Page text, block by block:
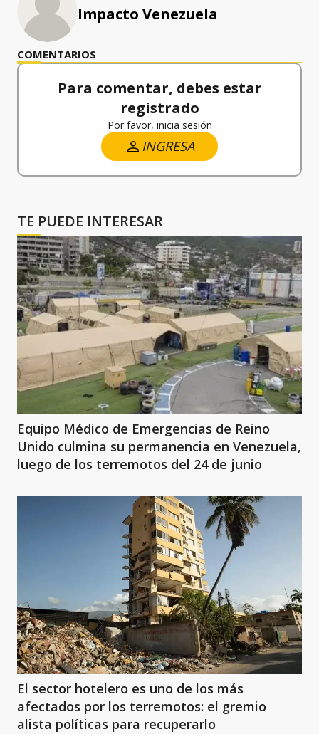
Impacto Venezuela
COMENTARIOS
Para comentar, debes estar
registrado
Por favor, inicia sesión
INGRESA
TE PUEDE INTERESAR
Equipo Médico de Emergencias de Reino
Unido culmina su permanencia en Venezuela,
luego de los terremotos del 24 de junio
El sector hotelero es uno de los más
afectados por los terremotos: el gremio
alista políticas para recuperarlo